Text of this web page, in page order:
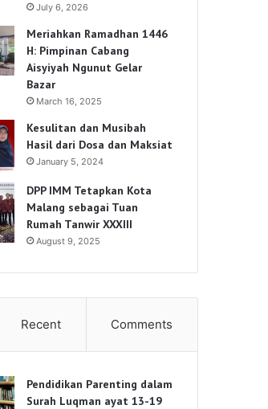
July 6, 2026
Meriahkan Ramadhan 1446
H: Pimpinan Cabang
Aisyiyah Ngunut Gelar
Bazar
March 16, 2025
Kesulitan dan Musibah
Hasil dari Dosa dan Maksiat
January 5, 2024
DPP IMM Tetapkan Kota
Malang sebagai Tuan
Rumah Tanwir XXXIII
August 9, 2025
Recent Comments
Pendidikan Parenting dalam
Surah Luqman ayat 13-19